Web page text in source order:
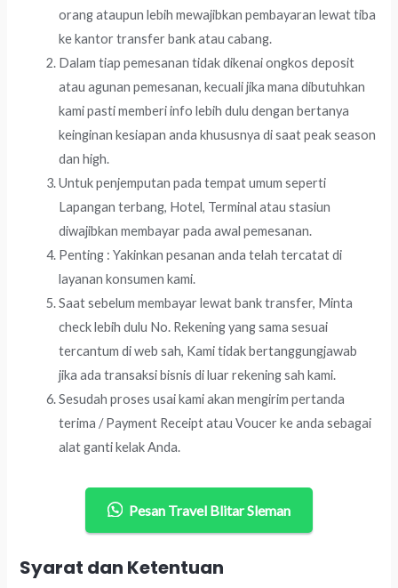
orang ataupun lebih mewajibkan pembayaran lewat tiba
ke kantor transfer bank atau cabang.
Dalam tiap pemesanan tidak dikenai ongkos deposit
atau agunan pemesanan, kecuali jika mana dibutuhkan
kami pasti memberi info lebih dulu dengan bertanya
keinginan kesiapan anda khususnya di saat peak season
dan high.
Untuk penjemputan pada tempat umum seperti
Lapangan terbang, Hotel, Terminal atau stasiun
diwajibkan membayar pada awal pemesanan.
Penting : Yakinkan pesanan anda telah tercatat di
layanan konsumen kami.
Saat sebelum membayar lewat bank transfer, Minta
check lebih dulu No. Rekening yang sama sesuai
tercantum di web sah, Kami tidak bertanggungjawab
jika ada transaksi bisnis di luar rekening sah kami.
Sesudah proses usai kami akan mengirim pertanda
terima / Payment Receipt atau Voucer ke anda sebagai
alat ganti kelak Anda.
Pesan Travel Blitar Sleman
Syarat dan Ketentuan